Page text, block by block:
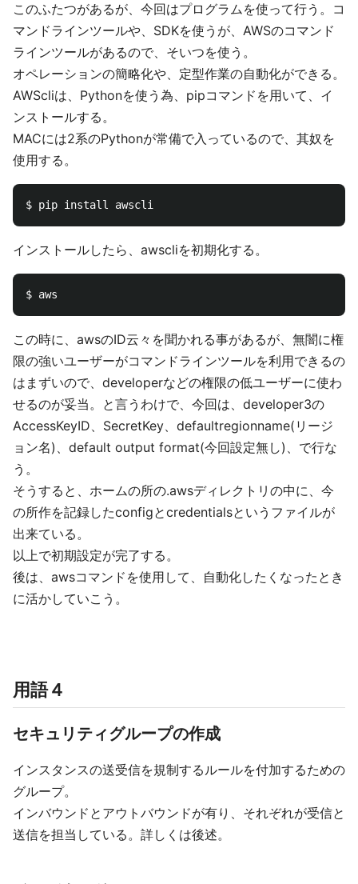
このふたつがあるが、今回はプログラムを使って行う。コ
マンドラインツールや、SDKを使うが、AWSのコマンド
ラインツールがあるので、そいつを使う。
オペレーションの簡略化や、定型作業の自動化ができる。
AWScliは、Pythonを使う為、pipコマンドを用いて、イ
ンストールする。
MACには2系のPythonが常備で入っているので、其奴を
使用する。
インストールしたら、awscliを初期化する。
この時に、awsのID云々を聞かれる事があるが、無闇に権
限の強いユーザーがコマンドラインツールを利用できるの
はまずいので、developerなどの権限の低ユーザーに使わ
せるのが妥当。と言うわけで、今回は、developer3の
AccessKeyID、SecretKey、defaultregionname(リージ
ョン名)、default output format(今回設定無し)、で行な
う。
そうすると、ホームの所の.awsディレクトリの中に、今
の所作を記録したconfigとcredentialsというファイルが
出来ている。
以上で初期設定が完了する。
後は、awsコマンドを使用して、自動化したくなったとき
に活かしていこう。
用語４
セキュリティグループの作成
インスタンスの送受信を規制するルールを付加するための
グループ。
インバウンドとアウトバウンドが有り、それぞれが受信と
送信を担当している。詳しくは後述。